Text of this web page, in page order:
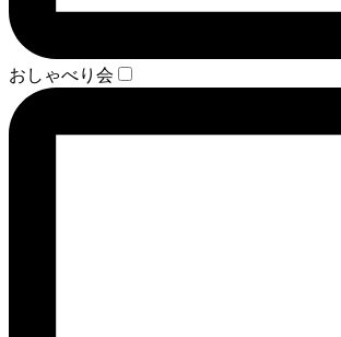
おしゃべり会